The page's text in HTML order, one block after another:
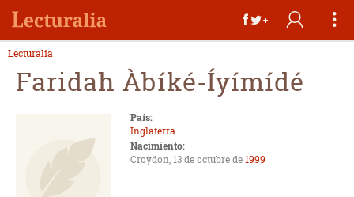
Lecturalia
Faridah Àbíké-Íyímídé
País:
Inglaterra
Nacimiento:
Croydon, 13 de octubre de1999